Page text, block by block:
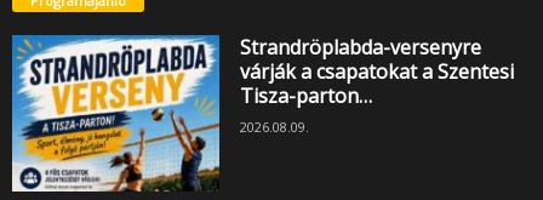
Strandröplabda-versenyre
várják a csapatokat a Szentesi
Tisza-parton…
2026.08.09.